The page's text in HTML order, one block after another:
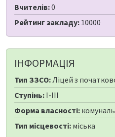
Вчителів:0
Рейтинг закладу: 10000
ІНФОРМАЦІЯ
Тип ЗЗСО:Ліцей з
Ступінь: I-III
Форма власності:
Тип місцевості: міська